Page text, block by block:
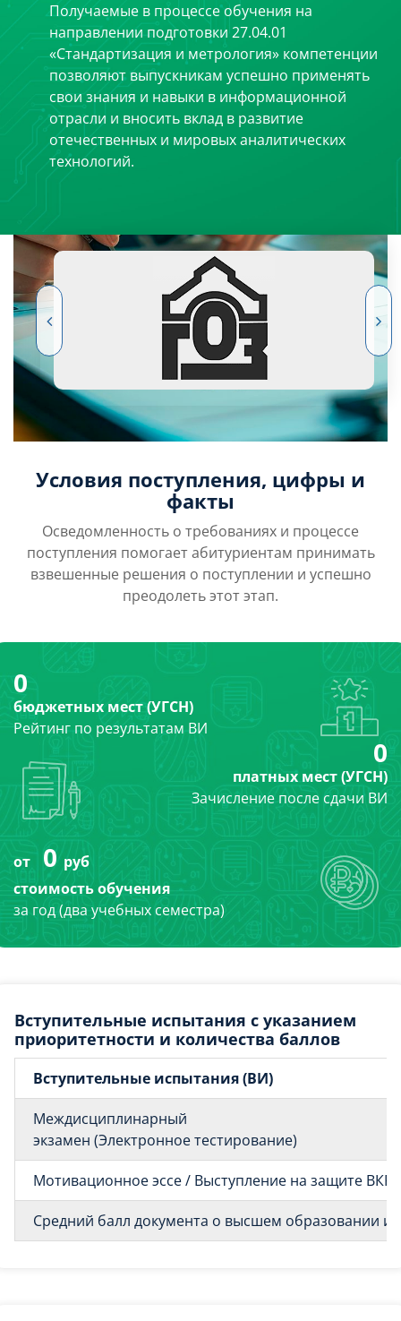
Получаемые в процессе обучения на
направлении подготовки 27.04.01
«Стандартизация и метрология» компетенции
позволяют выпускникам успешно применять
свои знания и навыки в информационной
отрасли и вносить вклад в развитие
отечественных и мировых аналитических
технологий.
Условия поступления, цифры и
факты
Осведомленность о требованиях и процессе
поступления помогает абитуриентам принимать
взвешенные решения о поступлении и успешно
преодолеть этот этап.
0
бюджетных мест (УГСН)
Рейтинг по результатам ВИ
0
платных мест (УГСН)
Зачисление после сдачи ВИ
от 0 руб
стоимость обучения
за год (два учебных семестра)
Вступительные испытания с указанием
приоритетности и количества баллов
Вступительные испытания (ВИ)
Междисциплинарный
экзамен (Электронное тестирование)
Мотивационное эссе / Выступление на защите ВКР
Средний балл документа о высшем образовании и